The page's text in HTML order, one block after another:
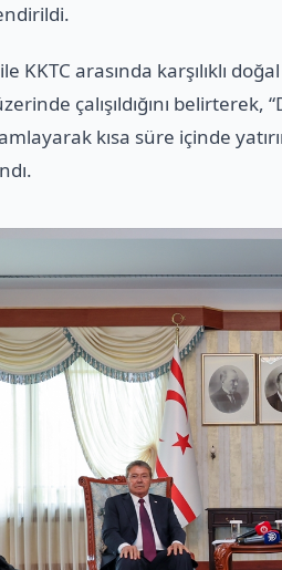
KKTC arasında karşılıklı
çalışıldığını belirterek,
kısa süre içinde